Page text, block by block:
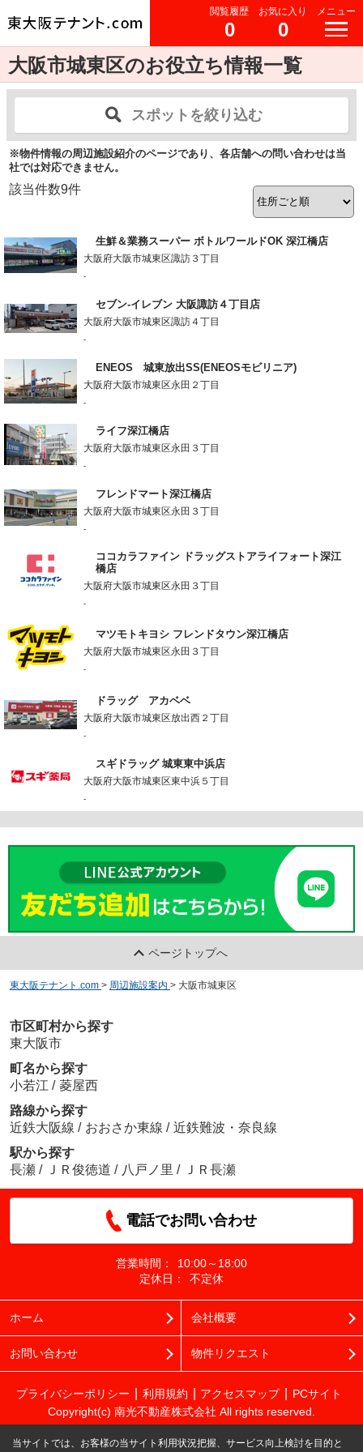
閲覧履歴
0
お気に入り
0
メニュー
大阪市城東区のお役立ち情報一覧
スポットを絞り込む
※物件情報の周辺施設紹介のページであり、各店舗への問い合わせは当
社では対応できません。
該当件数9件
生鮮＆業務スーパー ボトルワールドOK 深江橋店
大阪府大阪市城東区諏訪３丁目
-
セブン-イレブン 大阪諏訪４丁目店
大阪府大阪市城東区諏訪４丁目
-
ENEOS 城東放出SS(ENEOSモビリニア)
大阪府大阪市城東区永田２丁目
-
ライフ深江橋店
大阪府大阪市城東区永田３丁目
-
フレンドマート深江橋店
大阪府大阪市城東区永田３丁目
-
ココカラファイン ドラッグストアライフォート深江
橋店
大阪府大阪市城東区永田３丁目
-
マツモトキヨシ フレンドタウン深江橋店
大阪府大阪市城東区永田３丁目
-
ドラッグ アカベベ
大阪府大阪市城東区放出西２丁目
-
スギドラッグ 城東東中浜店
大阪府大阪市城東区東中浜５丁目
-
ページトップへ
東大阪テナント.com > 周辺施設案内 > 大阪市城東区
市区町村から探す
東大阪市
町名から探す
小若江 / 菱屋西
路線から探す
近鉄大阪線 / おおさか東線 / 近鉄難波・奈良線
駅から探す
長瀬 / ＪＲ俊徳道 / 八戸ノ里 / ＪＲ長瀬
電話でお問い合わせ
営業時間：
10:00～18:00
定休日：
不定休
ホーム 会社概要
お問い合わせ 物件リクエスト
プライバシーポリシー 利用規約 アクセスマップ
PCサイト
Copyright(c) 南光不動産株式会社 All rights reserved.
当サイトでは、お客様の当サイト利用状況把握、サービス向上検討を目的と